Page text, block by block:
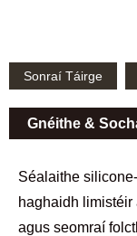
Sonraí Táirge
Gnéithe &
Séalaithe
haghaidh
agus seomraí